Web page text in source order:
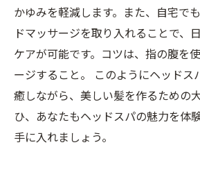
かゆみを軽減します。また、自宅で
ドマッサージを取り入れることで、
ケアが可能です。コツは、指の腹を
ージすること。 このようにヘッドス
癒しながら、美しい髪を作るための
ひ、あなたもヘッドスパの魅力を体
手に入れましょう。